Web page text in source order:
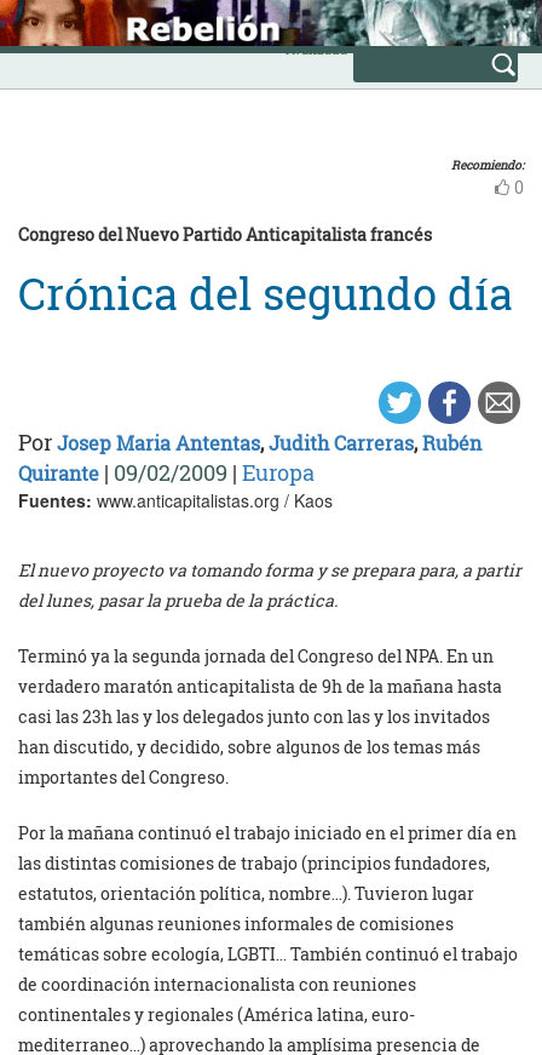
Skip
to
content
INICIO
Avanzada
Recomiendo:
0
Congreso del Nuevo Partido Anticapitalista francés
Crónica del segundo día
PorJosep Maria Antentas,Judith Carreras,Rubén
Quirante | 09/02/2009 | Europa
Fuentes: www.anticapitalistas.org / Kaos
El nuevo proyecto va tomando forma y se prepara para, a partir
del lunes, pasar la prueba de la práctica.
Terminó ya la segunda jornada del Congreso del NPA. En un
verdadero maratón anticapitalista de 9h de la mañana hasta
casi las 23h las y los delegados junto con las y los invitados
han discutido, y decidido, sobre algunos de los temas más
importantes del Congreso.
Por la mañana continuó el trabajo iniciado en el primer día en
las distintas comisiones de trabajo (principios fundadores,
estatutos, orientación política, nombre…). Tuvieron lugar
también algunas reuniones informales de comisiones
temáticas sobre ecología, LGBTI… También continuó el trabajo
de coordinación internacionalista con reuniones
continentales y regionales (América latina, euro-
mediterraneo…) aprovechando la amplísima presencia de